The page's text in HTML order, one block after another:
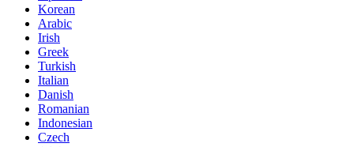
Korean
Arabic
Irish
Greek
Turkish
Italian
Danish
Romanian
Indonesian
Czech